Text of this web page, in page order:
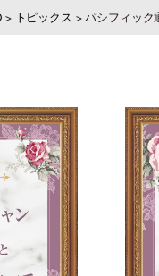
> トピックス >パシフィック